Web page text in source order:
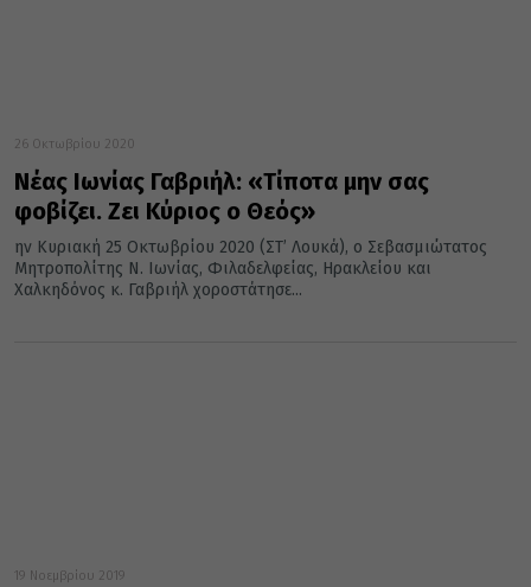
26 Οκτωβρίου 2020
Νέας Ιωνίας Γαβριήλ: «Τίποτα μην σας
φοβίζει. Ζει Κύριος ο Θεός»
ην Κυριακή 25 Οκτωβρίου 2020 (ΣΤ’ Λουκά), ο Σεβασμιώτατος
Μητροπολίτης Ν. Ιωνίας, Φιλαδελφείας, Ηρακλείου και
Χαλκηδόνος κ. Γαβριήλ χοροστάτησε...
19 Νοεμβρίου 2019